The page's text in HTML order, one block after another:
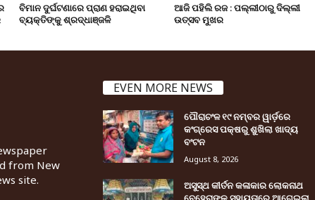
ବିମାନ ଦୁର୍ଘଟଣାରେ ପ୍ରାଣ ହରାଇଥିବା
ବ୍ୟକ୍ତିଙ୍କୁ ଶ୍ରଦ୍ଧାଞ୍ଜଳି
ଆଜି ପହିଲି ରଜ : ପଲ୍ଲୀଠାରୁ ଦିଲ୍ଲୀ
ଉତ୍ସବ ମୁଖର
from New
site.
EVEN MORE NEWS
ପୌରାଚଂଳ ୧୯ ନମ୍ବର ୱାର୍ଡ଼ରେ
କଂଗ୍ରେସ ପକ୍ଷରୁ ଶୁଖିଲା ଖାଦ୍ୟ
ବଂଟନ
August 8, 2026
ଅସୁସ୍ଥ କୀର୍ତନ କଳାକାର ଲୋକନାଥ